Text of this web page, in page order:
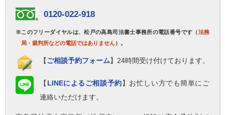
0120-022-918
※このフリーダイヤルは、松戸の高島司法書士事務所の電話番号です（法務
局・裁判所などの電話ではありません）。
【ご相談予約フォーム】24時間受け付けております。
【 LINEによるご相談予約】お忙しい方でも簡単にご
連絡いただけます。